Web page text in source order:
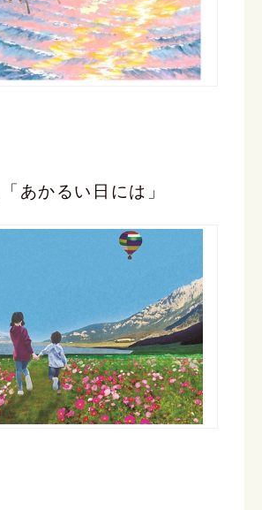
あかるい日には」